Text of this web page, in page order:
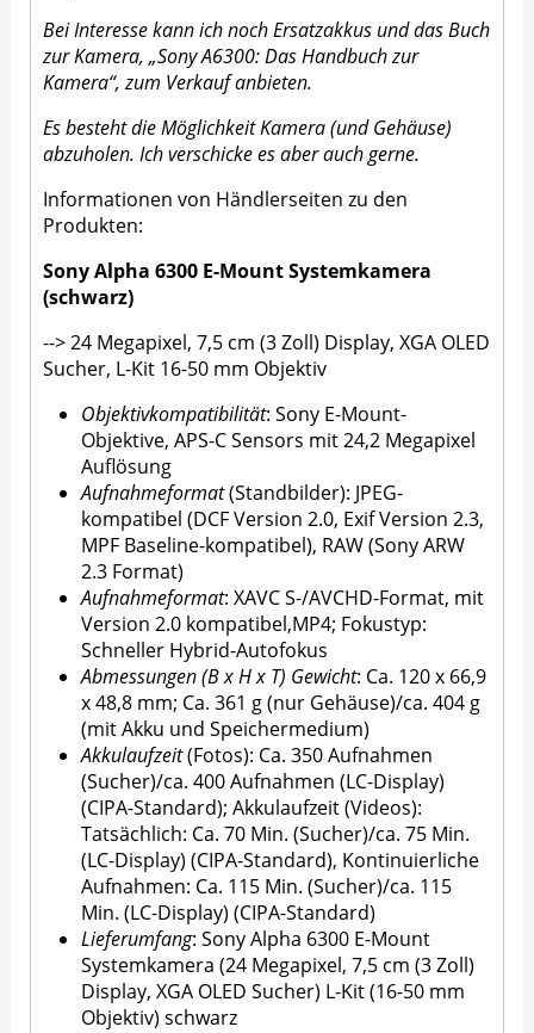
Bei Interesse kann ich noch Ersatzakkus und das Buch
zur Kamera, „Sony A6300: Das Handbuch zur
Kamera“, zum Verkauf anbieten.
Es besteht die Möglichkeit Kamera (und Gehäuse)
abzuholen. Ich verschicke es aber auch gerne.
Informationen von Händlerseiten zu den
Produkten:
Sony Alpha 6300 E-Mount Systemkamera
(schwarz)
--> 24 Megapixel, 7,5 cm (3 Zoll) Display, XGA OLED
Sucher, L-Kit 16-50 mm Objektiv
Objektivkompatibilität: Sony E-Mount-
Objektive, APS-C Sensors mit 24,2 Megapixel
Auflösung
Aufnahmeformat(Standbilder): JPEG-
kompatibel (DCF Version 2.0, Exif Version 2.3,
MPF Baseline-kompatibel), RAW (Sony ARW
2.3 Format)
Aufnahmeformat: XAVC S-/AVCHD-Format, mit
Version 2.0 kompatibel,MP4; Fokustyp:
Schneller Hybrid-Autofokus
Abmessungen (B x H x T) Gewicht: Ca. 120 x 66,9
x 48,8 mm; Ca. 361 g (nur Gehäuse)/ca. 404 g
(mit Akku und Speichermedium)
Akkulaufzeit(Fotos): Ca. 350 Aufnahmen
(Sucher)/ca. 400 Aufnahmen (LC-Display)
(CIPA-Standard); Akkulaufzeit (Videos):
Tatsächlich: Ca. 70 Min. (Sucher)/ca. 75 Min.
(LC-Display) (CIPA-Standard), Kontinuierliche
Aufnahmen: Ca. 115 Min. (Sucher)/ca. 115
Min. (LC-Display) (CIPA-Standard)
Lieferumfang: Sony Alpha 6300 E-Mount
Systemkamera (24 Megapixel, 7,5 cm (3 Zoll)
Display, XGA OLED Sucher) L-Kit (16-50 mm
Objektiv) schwarz